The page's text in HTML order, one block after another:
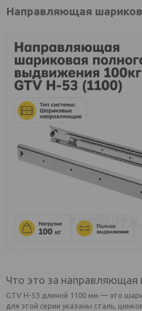
Направляющая
Что это за направляющая
GTV H-53 длиной 1100 мм — это
для этой серии указаны сталь,